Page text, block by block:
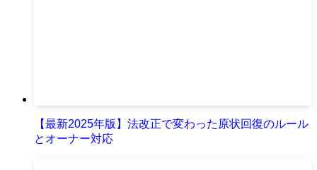
【最新2025年版】法改正で変わった原状回復のルール
とオーナー対応